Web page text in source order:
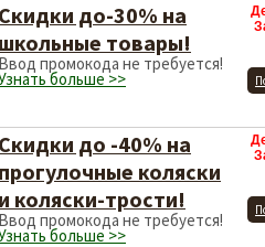
Скидки до-30% на
школьные товары!
Ввод промокода не требуется!
больше >>
Скидки до -40% на
прогулочные коляски
и коляски-трости!
Ввод промокода не требуется!
больше >>